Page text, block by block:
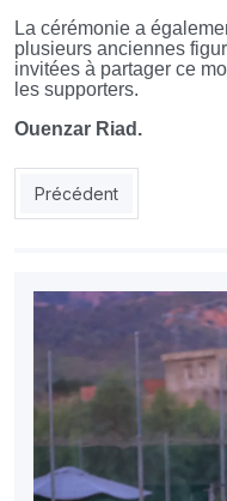
La cérémonie a
plusieurs anciennes
invitées à partager ce
les supporters.
Ouenzar Riad.
Article précédent :
Précédent